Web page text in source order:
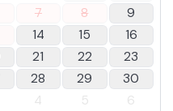
7 8
9
14 15
16
21 22
23
28 29
30
4 5 6